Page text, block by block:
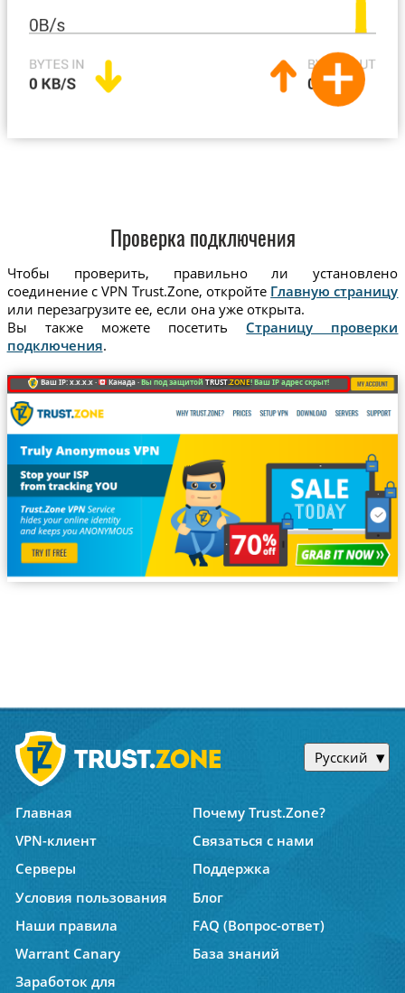
Проверка подключения
Чтобы проверить, правильно ли установлено
соединение с VPN Trust.Zone, откройте Главную страницу
или перезагрузите ее, если она уже открыта.
Вы также можете посетить Страницу проверки
подключения.
Ваш IP: x.x.x.x · Канада ·Вы под защитойTRUST.ZONE! Ваш IP адрес скрыт!
Русский
Главная
Почему Trust.Zone?
VPN-клиент
Связаться с нами
Серверы
Поддержка
Условия пользования
Блог
Наши правила
FAQ (Вопрос-ответ)
Warrant Canary
База знаний
Заработок для